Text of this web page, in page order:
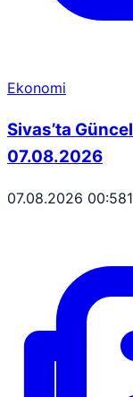
Ekonomi
Sivas’ta
07.08.2026
07.08.2026 00:58